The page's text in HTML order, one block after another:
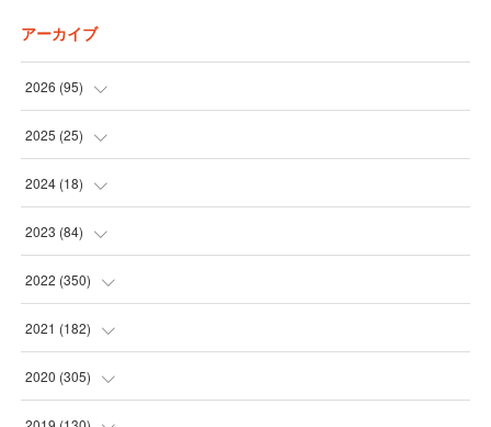
アーカイブ
2026 (95)
(5
(31 )
(28
(31
2025 (25)
(3
(19 )
(1)
(1)
2024(18)
(1
(12
(2)
(1)
2023 (84)
(1)
(24
(24
(1)
2022 (350)
(16
(30
(31
2021 (182)
(25
(17
2020 (305)